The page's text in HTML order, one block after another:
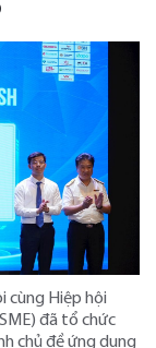
cùng Hiệp hội
đã tổ chức
chủ đề ứng dụng